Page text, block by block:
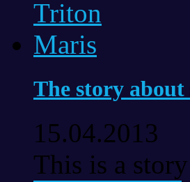
The story
15.04.2013
This is a